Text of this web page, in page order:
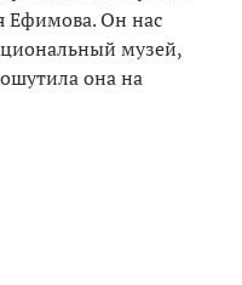
Ефимова. Он нас
музей,
она на